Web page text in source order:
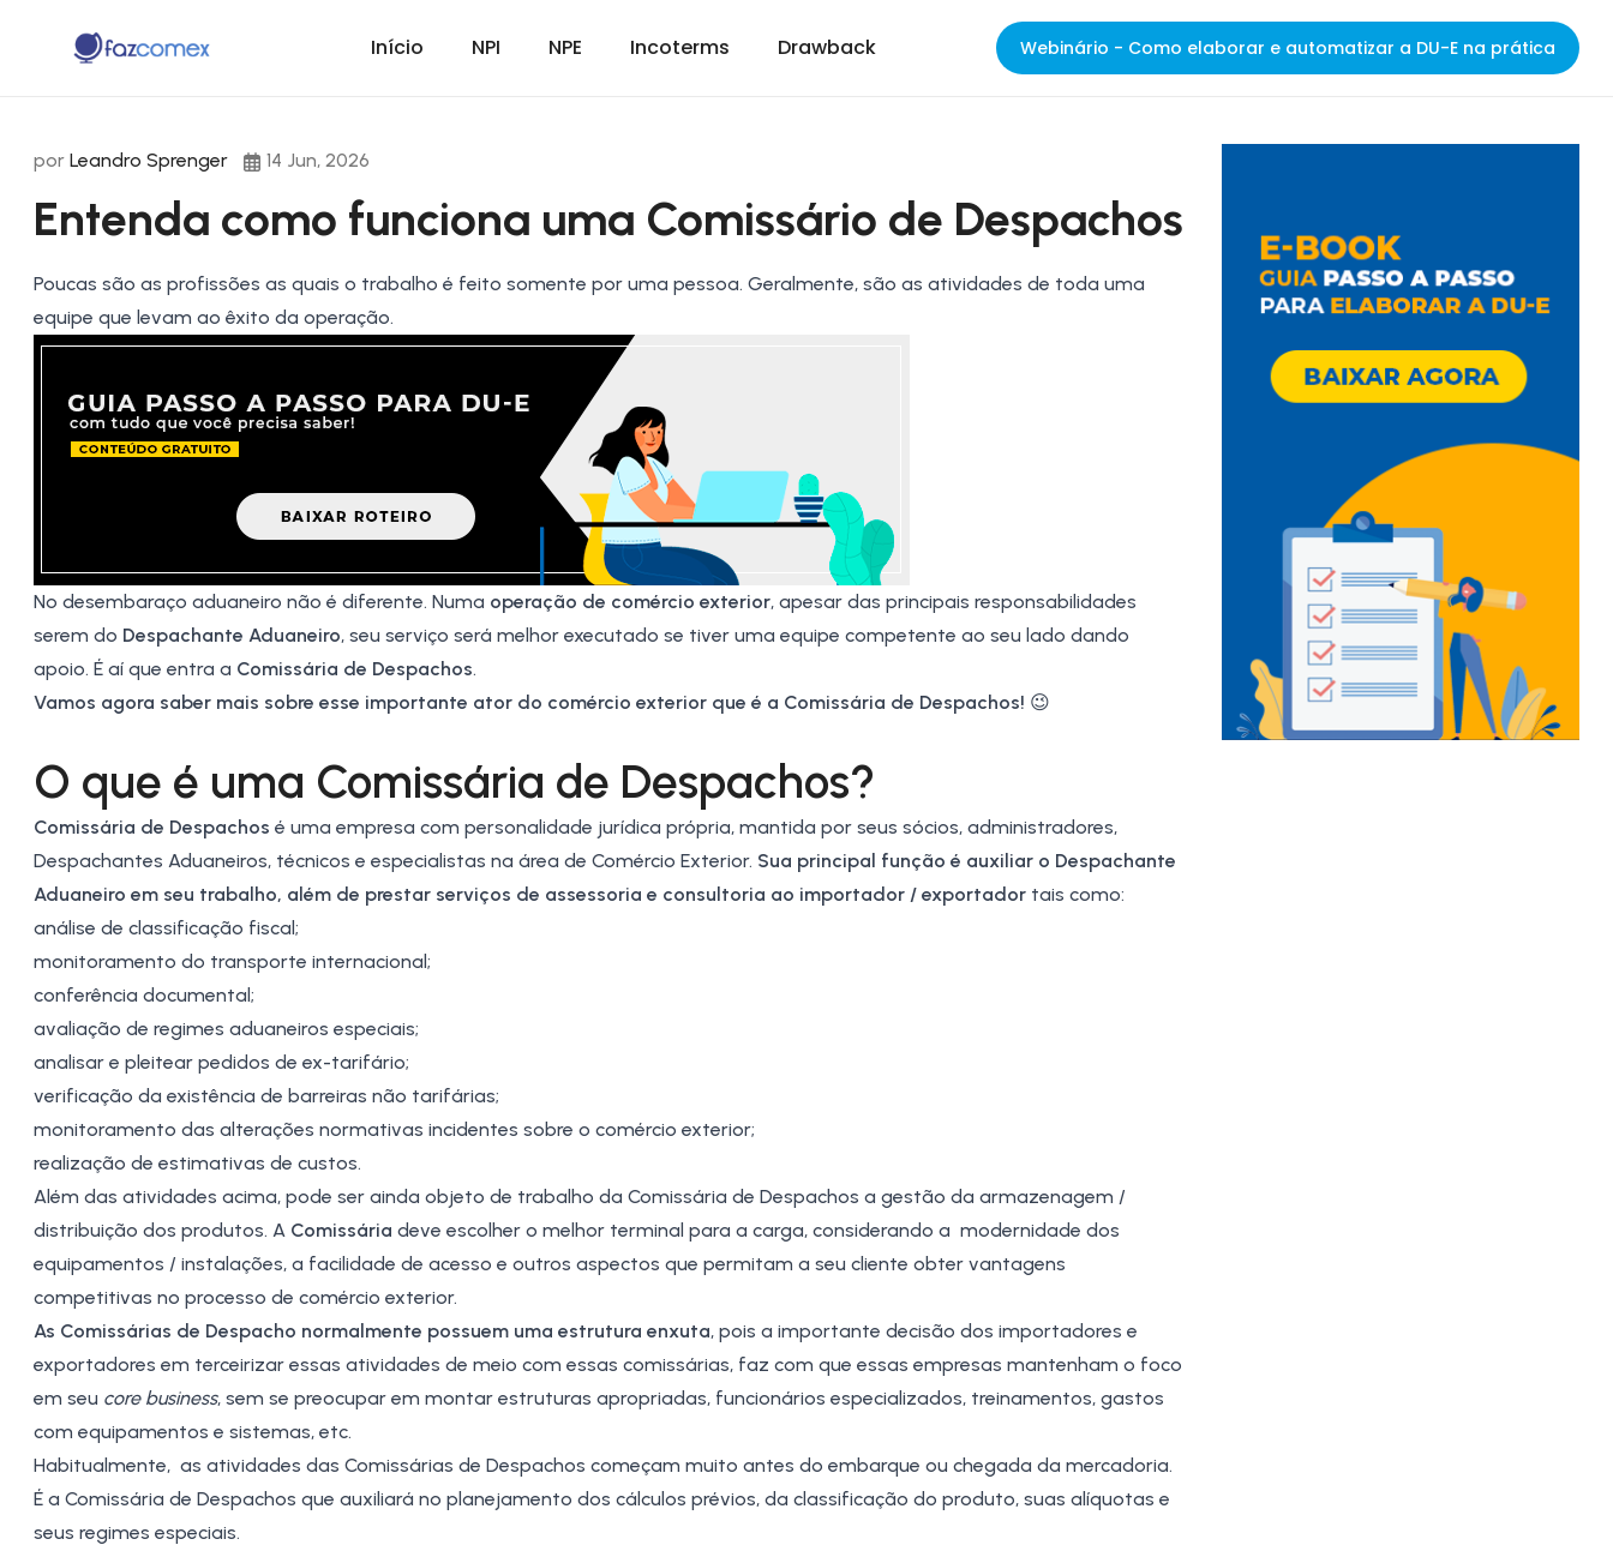
Início NPI NPE Incoterms Drawback Webinário - Como elaborar e automatizar a DU-E na prática
por Leandro Sprenger 14 Jun, 2026
Entenda como funciona uma Comissário de Despachos
Poucas são as profissões as quais o trabalho é feito somente por uma pessoa. Geralmente, são as atividades de toda uma
equipe que levam ao êxito da operação.
No desembaraço aduaneiro não é diferente. Numa operação de comércio exterior, apesar das principais responsabilidades
serem do Despachante Aduaneiro, seu serviço será melhor executado se tiver uma equipe competente ao seu lado dando
apoio. É aí que entra a Comissária de Despachos.
Vamos agora saber mais sobre esse importante ator do comércio exterior que é a Comissária de Despachos! 😉
O que é uma Comissária de Despachos?
Comissária de Despachos é uma empresa com personalidade jurídica própria, mantida por seus sócios, administradores,
Despachantes Aduaneiros, técnicos e especialistas na área de Comércio Exterior. Sua principal função é auxiliar o Despachante
Aduaneiro em seu trabalho, além de prestar serviços de assessoria e consultoria ao importador / exportador tais como:
análise de classificação fiscal;
monitoramento do transporte internacional;
conferência documental;
avaliação de regimes aduaneiros especiais;
analisar e pleitear pedidos de ex-tarifário;
verificação da existência de barreiras não tarifárias;
monitoramento das alterações normativas incidentes sobre o comércio exterior;
realização de estimativas de custos.
Além das atividades acima, pode ser ainda objeto de trabalho da Comissária de Despachos a gestão da armazenagem /
distribuição dos produtos. A Comissária deve escolher o melhor terminal para a carga, considerando a modernidade dos
equipamentos / instalações, a facilidade de acesso e outros aspectos que permitam a seu cliente obter vantagens
competitivas no processo de comércio exterior.
As Comissárias de Despacho normalmente possuem uma estrutura enxuta, pois a importante decisão dos importadores e
exportadores em terceirizar essas atividades de meio com essas comissárias, faz com que essas empresas mantenham o foco
em seu core business, sem se preocupar em montar estruturas apropriadas, funcionários especializados, treinamentos, gastos
com equipamentos e sistemas, etc.
Habitualmente, as atividades das Comissárias de Despachos começam muito antes do embarque ou chegada da mercadoria.
É a Comissária de Despachos que auxiliará no planejamento dos cálculos prévios, da classificação do produto, suas alíquotas e
seus regimes especiais.